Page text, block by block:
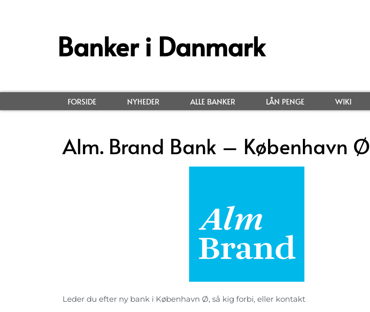
Banker i Danmark
FORSIDE NYHEDER ALLE BANKER LÅN PENGE WIKI
Alm. Brand Bank – København Ø
Leder du efter ny bank i København Ø, så kig forbi, eller kontakt